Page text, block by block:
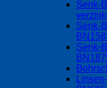
Senk-
Senk-
Senk-